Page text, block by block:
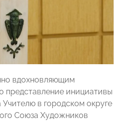
вдохновляющим
представление инициативы
в городском округе
Союза Художников